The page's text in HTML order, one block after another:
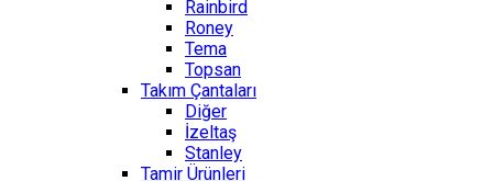
Rainbird
Roney
Tema
Topsan
Takım Çantaları
Diğer
İzeltaş
Stanley
Tamir Ürünleri